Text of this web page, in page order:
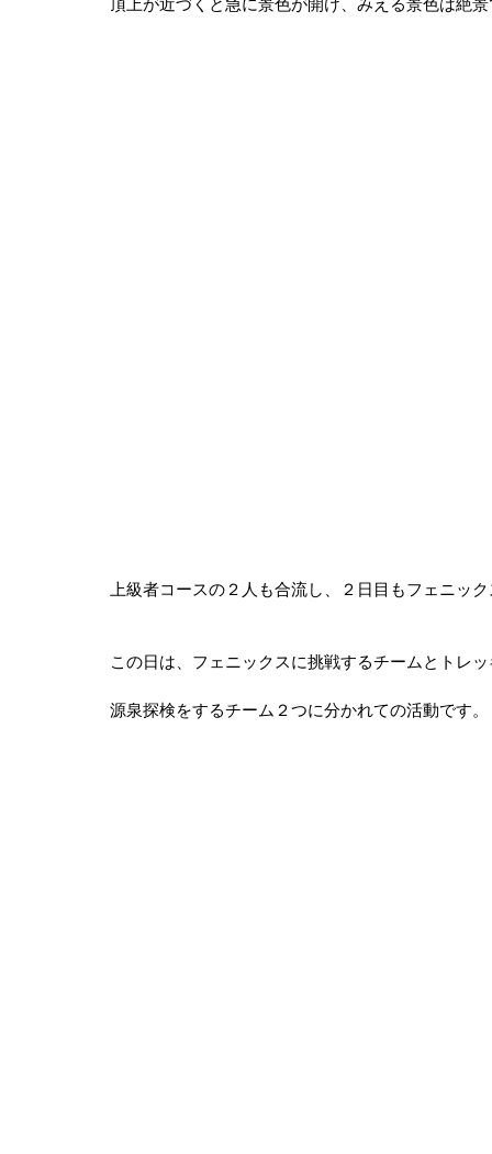
頂上が近づくと急に景色が開け、みえる景色は絶
上級者コースの２人も合流し、２日目もフェニッ
この日は、フェニックスに挑戦するチームとトレ
源泉探検をするチーム２つに分かれての活動です。